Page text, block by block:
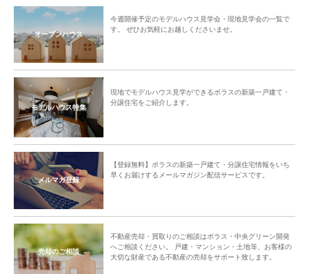
オープンハウス
今週開催予定のモデルハウス見学会・現地見学会の一覧で
す。 ぜひお気軽にお越しくださいませ。
モデルハウス特集
現地でモデルハウス見学ができるポラスの新築一戸建て・
分譲住宅をご紹介します。
メルマガ登録
【登録無料】ポラスの新築一戸建て・分譲住宅情報をいち
早くお届けするメールマガジン配信サービスです。
売却のご相談
不動産売却・買取りのご相談はポラス・中央グリーン開発
へご相談ください。 戸建・マンション・土地等、お客様の
大切な財産である不動産の売却をサポート致します。